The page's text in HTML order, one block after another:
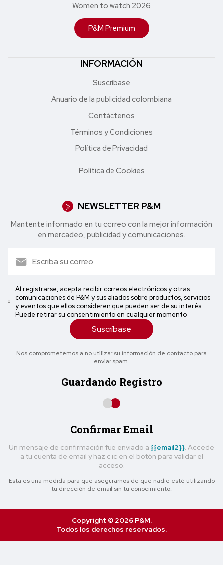
Women to watch 2026
P&M Premium
INFORMACIÓN
Suscríbase
Anuario de la publicidad colombiana
Contáctenos
Términos y Condiciones
Política de Privacidad
Política de Cookies
NEWSLETTER P&M
Mantente informado en tu correo con la mejor in formación
en mercadeo, publicidad y comunicaciones.
Al registrarse, acepta recibir correos electrónicos y otras
comunicaciones de P&M y sus aliados sobre productos, servicios
y eventos que ellos consideren que pueden ser de su interés.
Puede retirar su consentimiento en cualquier momento
Suscríbase
Nos comprometemos a no utilizar su información de contacto para
enviar spam.
Guardando Registro
Confirmar Email
Un mensaje de confirmación fue enviado a {{email2}} . Accede
a tu cuenta de email y haz clic en el botón para validar el
acceso.
Esta es una medida para que asegurarnos de que nadie esté utilizando
tu dirección de email sin tu conocimiento.
Copyright © 2026 P&M.
Todos los derechos reservados.